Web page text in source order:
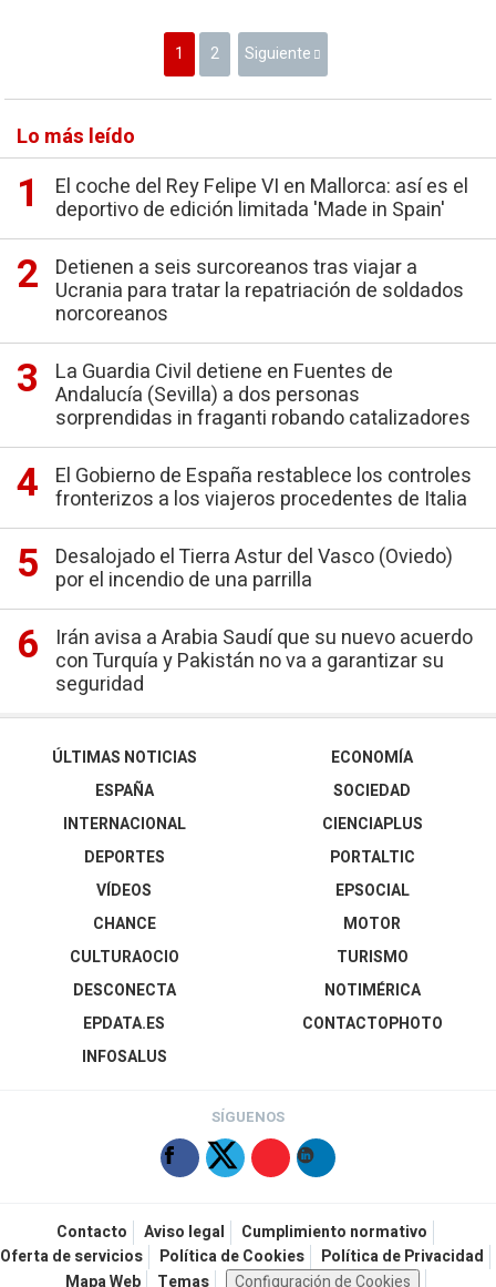
1 2 Siguiente
Lo más leído
El coche del Rey Felipe VI en Mallorca: así es el
deportivo de edición limitada 'Made in Spain'
Detienen a seis surcoreanos tras viajar a
Ucrania para tratar la repatriación de soldados
norcoreanos
La Guardia Civil detiene en Fuentes de
Andalucía (Sevilla) a dos personas
sorprendidas in fraganti robando catalizadores
El Gobierno de España restablece los controles
fronterizos a los viajeros procedentes de Italia
Desalojado el Tierra Astur del Vasco (Oviedo)
por el incendio de una parrilla
Irán avisa a Arabia Saudí que su nuevo acuerdo
con Turquía y Pakistán no va a garantizar su
seguridad
ÚLTIMAS NOTICIAS
ESPAÑA
INTERNACIONAL
DEPORTES
VÍDEOS
ECONOMÍA
SOCIEDAD
CIENCIAPLUS
PORTALTIC
EPSOCIAL
CHANCE
CULTURAOCIO
DESCONECTA
EPDATA.ES
INFOSALUS
MOTOR
TURISMO
NOTIMÉRICA
CONTACTOPHOTO
SÍGUENOS
Contacto Aviso legal
Cumplimiento normativo
Oferta de servicios
Política de Cookies
Política de Privacidad
Mapa Web
Temas Configuración de Cookies